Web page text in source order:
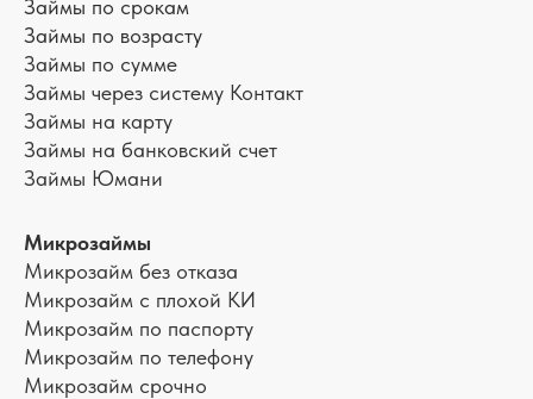
Займы по срокам
Займы по возрасту
Займы по сумме
Займы через систему Контакт
Займы на карту
Займы на банковский счет
Займы Юмани
Микрозаймы
Микрозайм без отказа
Микрозайм с плохой КИ
Микрозайм по паспорту
Микрозайм по телефону
Микрозайм срочно